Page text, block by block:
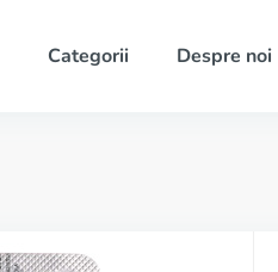
Categorii Despre noi